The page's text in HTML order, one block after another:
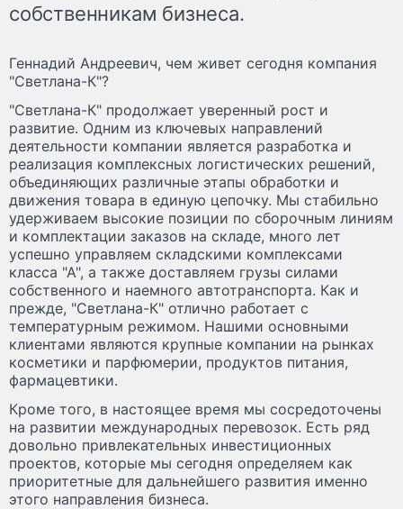
собственникам бизнеса.
Геннадий Андреевич, чем живет сегодня компания
"Светлана-К"?
"Светлана-К" продолжает уверенный рост и
развитие. Одним из ключевых направлений
деятельности компании является разработка и
реализация комплексных логистических решений,
объединяющих различные этапы обработки и
движения товара в единую цепочку. Мы стабильно
удерживаем высокие позиции по сборочным линиям
и комплектации заказов на складе, много лет
успешно управляем складскими комплексами
класса "А", а также доставляем грузы силами
собственного и наемного автотранспорта. Как и
прежде, "Светлана-К" отлично работает с
температурным режимом. Нашими основными
клиентами являются крупные компании на рынках
косметики и парфюмерии, продуктов питания,
фармацевтики.
Кроме того, в настоящее время мы сосредоточены
на развитии международных перевозок. Есть ряд
довольно привлекательных инвестиционных
проектов, которые мы сегодня определяем как
приоритетные для дальнейшего развития именно
этого направления бизнеса.